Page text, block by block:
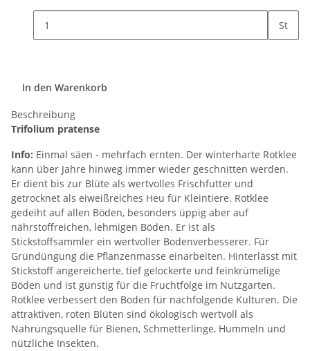
St
In den Warenkorb
Beschreibung
Trifolium pratense
Info: Einmal säen - mehrfach ernten. Der winterharte Rotklee
kann über Jahre hinweg immer wieder geschnitten werden.
Er dient bis zur Blüte als wertvolles Frischfutter und
getrocknet als eiweißreiches Heu für Kleintiere. Rotklee
gedeiht auf allen Böden, besonders üppig aber auf
nährstoffreichen, lehmigen Böden. Er ist als
Stickstoffsammler ein wertvoller Bodenverbesserer. Für
Gründüngung die Pflanzenmasse einarbeiten. Hinterlässt mit
Stickstoff angereicherte, tief gelockerte und feinkrümelige
Böden und ist günstig für die Fruchtfolge im Nutzgarten.
Rotklee verbessert den Boden für nachfolgende Kulturen. Die
attraktiven, roten Blüten sind ökologisch wertvoll als
Nahrungsquelle für Bienen, Schmetterlinge, Hummeln und
nützliche Insekten.